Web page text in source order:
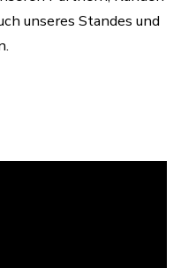
unseres Standes und